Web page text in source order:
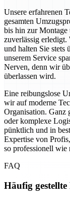
Unsere erfahrenen
gesamten
bis hin zur
zuverlässig erledigt.
und halten Sie stets
unserem Service
Nerven, denn wir
überlassen wird.
Eine reibungslose
wir auf moderne
Organisation. Ganz
oder komplexe
pünktlich und in
Expertise von
so professionell wie
FAQ
Häufig gestellte